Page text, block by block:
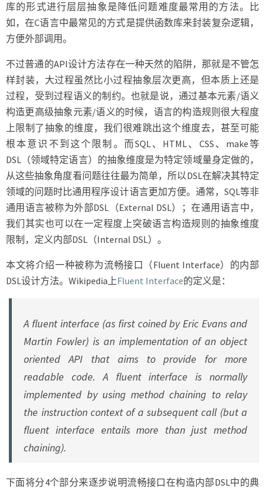
库的形式进行层层抽象是降低问题难度最常用的方法。比
如，在C语言中最常见的方式是提供函数库来封装复杂逻辑，
方便外部调用。
不过普通的API设计方法存在一种天然的陷阱，那就是不管怎
样封装，大过程虽然比小过程抽象层次更高，但本质上还是
过程，受到过程语义的制约。也就是说，通过基本元素/语义
构造更高级抽象元素/语义的时候，语言的构造规则很大程度
上限制了抽象的维度，我们很难跳出这个维度去，甚至可能
根本意识不到这个限制。而SQL、HTML、CSS、make等
DSL（领域特定语言）的抽象维度是为特定领域量身定做的，
从这些抽象角度看问题往往最为简单，所以DSL在解决其特定
领域的问题时比通用程序设计语言更加方便。通常，SQL等非
通用语言被称为外部DSL（External DSL）；在通用语言中，
我们其实也可以在一定程度上突破语言构造规则的抽象维度
限制，定义内部DSL（Internal DSL）。
本文将介绍一种被称为流畅接口（Fluent Interface）的内部
DSL设计方法。Wikipedia上Fluent Interface的定义是：
A fluent interface (as first coined by Eric Evans and
Martin Fowler) is an implementation of an object
oriented API that aims to provide for more
readable code. A fluent interface is normally
implemented by using method chaining to relay
the instruction context of a subsequent call (but a
fluent interface entails more than just method
chaining).
下面将分4个部分来逐步说明流畅接口在构造内部DSL中的典